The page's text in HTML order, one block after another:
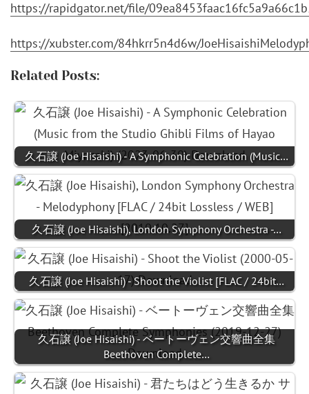
https://rapidgator.net/file/
https://xubster.com/84hkrr5n4d6w/
Related Posts:
久石譲 (Joe Hisaishi) - A Symphonic Celebration (Music…
久石譲 (Joe Hisaishi), London Symphony Orchestra -…
久石譲 (Joe Hisaishi) - Shoot the Violist [FLAC / 24bit…
久石譲 (Joe Hisaishi) - ベートーヴェン交響曲全集
Beethoven Complete…